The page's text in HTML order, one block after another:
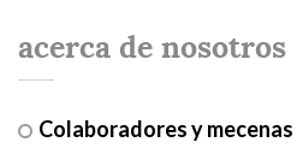
acerca de nosotros
Colaboradores y mecenas